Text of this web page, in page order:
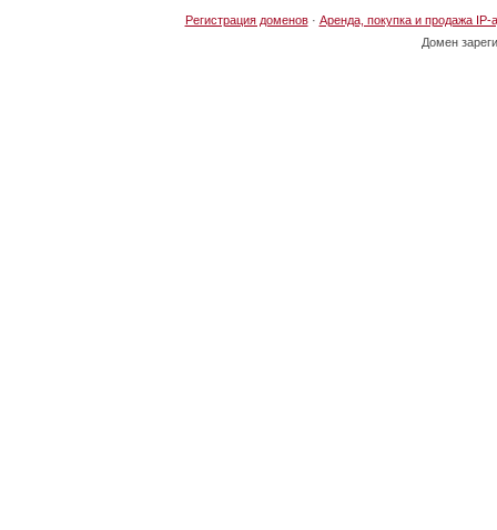
Регистрация доменов· Аренда, покупка и продажа IP-
Домен